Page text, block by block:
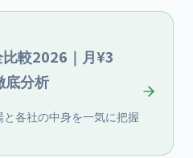
較2026｜月¥3
底分析
各社の中身を一気に把握